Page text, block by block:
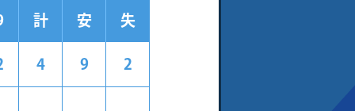
計 安 失
4 9 2